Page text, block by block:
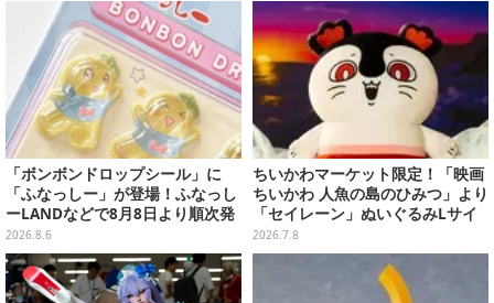
「ボンボンドロップシール」に
「ふなっしー」が登場！ふなっし
ーLANDなどで8月8日より順次発
売
2026.8.6
ちいかわマーケット限定！「映画
ちいかわ 人魚の島のひみつ」より
「セイレーン」ぬいぐるみLサイ
ズが7月24日より予約開始
2026.7.8